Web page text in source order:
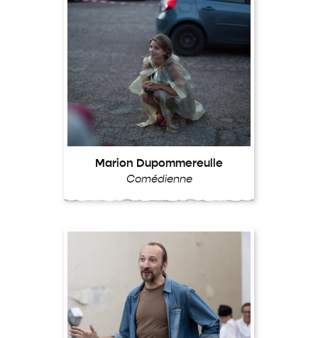
Marion Dupommereulle
Comédienne